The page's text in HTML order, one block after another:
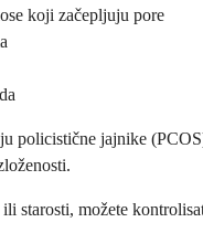
koji začepljuju pore
policistične jajnike
starosti, možete